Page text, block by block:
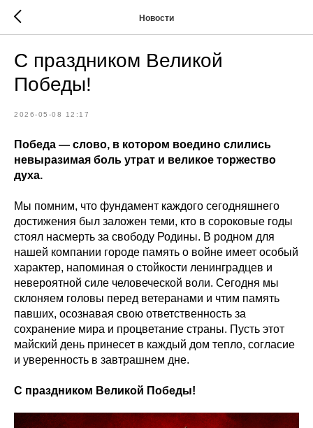
Новости
С праздником Великой
Победы!
2026-05-08 12:17
Победа — слово, в котором воедино слились
невыразимая боль утрат и великое торжество
духа.
Мы помним, что фундамент каждого сегодняшнего
достижения был заложен теми, кто в сороковые годы
стоял насмерть за свободу Родины. В родном для
нашей компании городе память о войне имеет особый
характер, напоминая о стойкости ленинградцев и
невероятной силе человеческой воли. Сегодня мы
склоняем головы перед ветеранами и чтим память
павших, осознавая свою ответственность за
сохранение мира и процветание страны. Пусть этот
майский день принесет в каждый дом тепло, согласие
и уверенность в завтрашнем дне.
С праздником Великой Победы!